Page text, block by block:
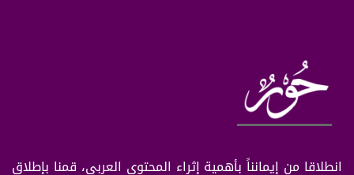
انطلاقا من إيمانناً بأهمية إثراء المحتوى العربي، قمنا بإطلاق